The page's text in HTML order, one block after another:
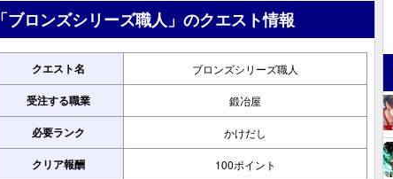
「ブロンズシリーズ職人」のクエスト情報
クエスト名 ブロンズシリーズ職人
受注する職業 鍛冶屋
必要ランク かけだし
クリア報酬 100ポイント